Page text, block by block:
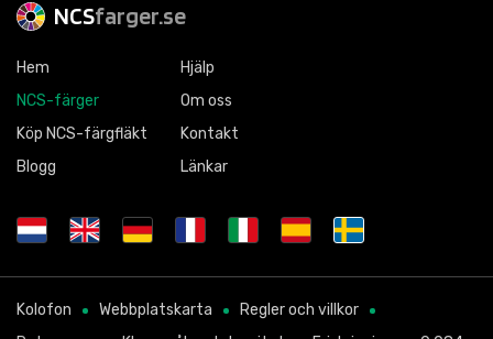
NCSfarger.se
Hem
NCS-färger
Köp NCS-färgfläkt
Blogg
Hjälp
Om oss
Kontakt
Länkar
Kolofon Webbplatskarta
Regler och villkor